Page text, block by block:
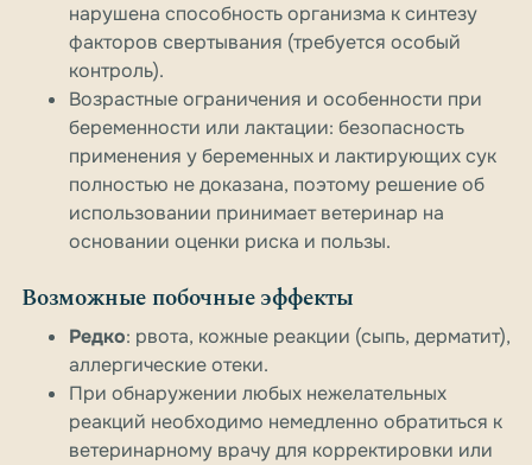
нарушена способность организма к синтезу
факторов свертывания (требуется особый
контроль).
Возрастные ограничения и особенности при
беременности или лактации: безопасность
применения у беременных и лактирующих сук
полностью не доказана, поэтому решение об
использовании принимает ветеринар на
основании оценки риска и пользы.
Возможные побочные эффекты
Редко: рвота, кожные реакции (сыпь, дерматит),
аллергические отеки.
При обнаружении любых нежелательных
реакций необходимо немедленно обратиться к
ветеринарному врачу для корректировки или